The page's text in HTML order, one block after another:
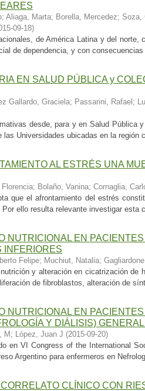
; Aliaga, Marta; Borella, Mercedez; Soza,
09-18)
de América Latina y del norte,
de dependencia, y con
EN SALUD PÚBLICA y
Gallardo, Graciela; Passarini, Rafael ;
desde, para y en Salud Pública
Universidades ubicadas en la región
AL ESTRÉS UNA
; Bolaño, Vanina; Cornaglia,
que el afrontamiento del estrés
ello resulta relevante investigar esta
NUTRICIONAL EN
INFERIORES
Felipe; Muchiut, Natalia;
y alteración en cicatrización de
de fibroblastos, alteración de
NUTRICIONAL EN
Y DIÁLISIS)
M ; López, Juan J (2015-09-20)
en VI Congress of the International
Argentino para enfermeros en
CLÍNICO CON